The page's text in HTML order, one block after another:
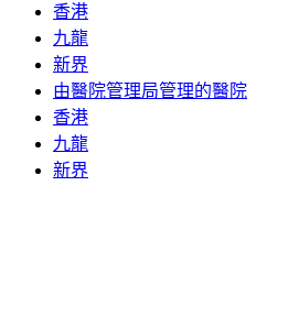
香港
九龍
新界
由醫院管理局管理的醫院
香港
九龍
新界